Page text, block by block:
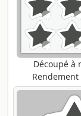
Découpé à